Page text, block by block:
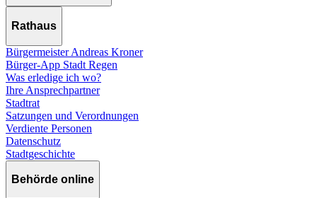
Rathaus
Bürgermeister Andreas Kroner
Bürger-App Stadt Regen
Was erledige ich wo?
Ihre Ansprechpartner
Stadtrat
Satzungen und Verordnungen
Verdiente Personen
Datenschutz
Stadtgeschichte
Behörde online